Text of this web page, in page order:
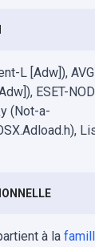
L [Adw]), AVG
ESET-
(Not-a-
à la